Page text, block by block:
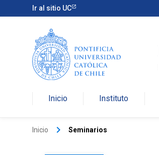
Ir al sitio UC
Inicio Instituto
Inicio keyboard_arrow_right Seminarios